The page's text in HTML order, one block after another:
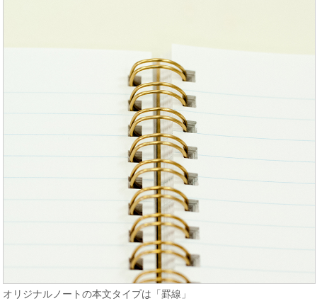
オリジナルノートの本文タイプは「罫線」